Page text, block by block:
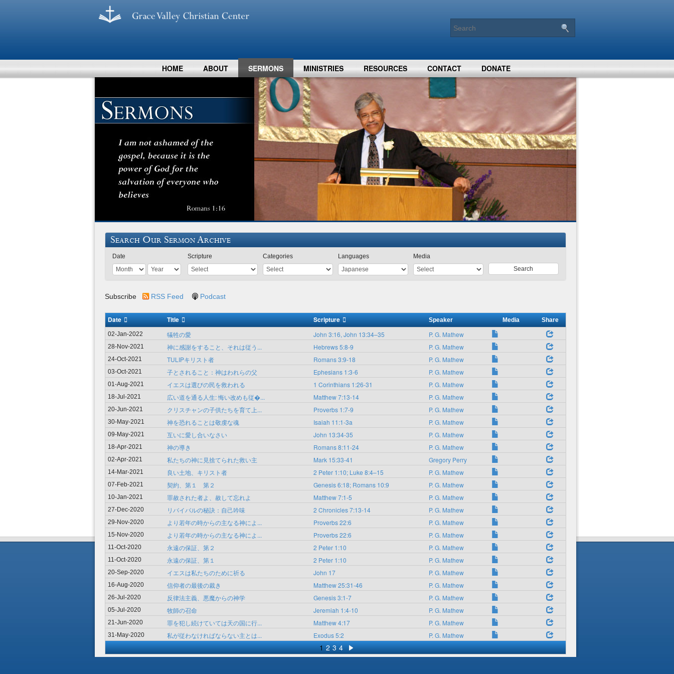
HOME ABOUT SERMONS MINISTRIES RESOURCES CONTACT DONATE
Search Our Sermon Archive
Date Scripture Categories Languages
Media
Search
Subscribe RSS Feed Podcast
Date Title Scripture Speaker Media
Share
02-Jan-2022
犠牲の愛 John 3:16, John 13:34–35 P. G. Mathew
28-Nov-2021 神に感謝をすること、それは従う... Hebrews 5:8-9 P. G. Mathew
24-Oct-2021 TULIPキリスト者 Romans 3:9-18 P. G. Mathew
03-Oct-2021 子とされること：神はわれらの父 Ephesians 1:3-6 P. G. Mathew
01-Aug-2021 イエスは選びの民を救われる 1 Corinthians 1:26-31 P. G. Mathew
18-Jul-2021 広い道を通る人生: 悔い改めも従�... Matthew 7:13-14 P. G. Mathew
20-Jun-2021 クリスチャンの子供たちを育て上... Proverbs 1:7-9 P. G. Mathew
30-May-2021 神を恐れることは敬虔な魂 Isaiah 11:1-3a P. G. Mathew
09-May-2021 互いに愛し合いなさい John 13:34-35 P. G. Mathew
18-Apr-2021 神の導き Romans 8:11-24 P. G. Mathew
02-Apr-2021 私たちの神に見捨てられた救い主 Mark 15:33-41 Gregory Perry
14-Mar-2021 良い土地、キリスト者 2 Peter 1:10; Luke 8:4–15 P. G. Mathew
07-Feb-2021 契約、第１ 第２ Genesis 6:18; Romans 10:9 P. G. Mathew
10-Jan-2021 罪赦された者よ、赦して忘れよ Matthew 7:1-5 P. G. Mathew
27-Dec-2020 リバイバルの秘訣：自己吟味 2 Chronicles 7:13-14 P. G. Mathew
29-Nov-2020 より若年の時からの主なる神によ... Proverbs 22:6 P. G. Mathew
15-Nov-2020 より若年の時からの主なる神によ... Proverbs 22:6 P. G. Mathew
11-Oct-2020 永遠の保証、第２ 2 Peter 1:10 P. G. Mathew
11-Oct-2020 永遠の保証、第１ 2 Peter 1:10 P. G. Mathew
20-Sep-2020 イエスは私たちのために祈る John 17 P. G. Mathew
16-Aug-2020 信仰者の最後の裁き Matthew 25:31-46 P. G. Mathew
26-Jul-2020 反律法主義、悪魔からの神学 Genesis 3:1-7 P. G. Mathew
05-Jul-2020 牧師の召命 Jeremiah 1:4-10 P. G. Mathew
21-Jun-2020 罪を犯し続けていては天の国に行... Matthew 4:17 P. G. Mathew
31-May-2020 私が従わなければならない主とは... Exodus 5:2 P. G. Mathew
1 2 3 4